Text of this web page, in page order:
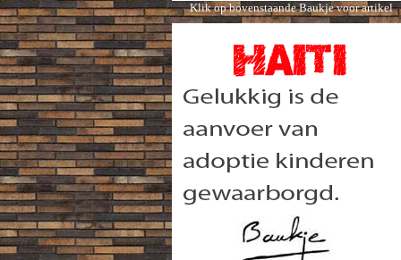
Klik op bovenstaande Baukje voor artikel